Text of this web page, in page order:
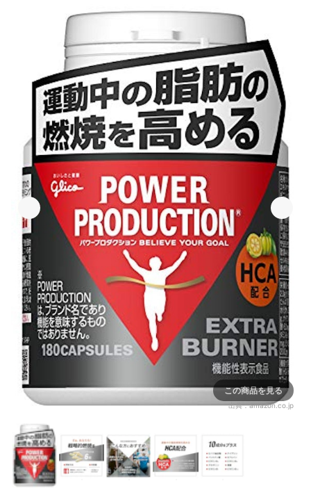
この商品を見る
出典：amazon.co.jp